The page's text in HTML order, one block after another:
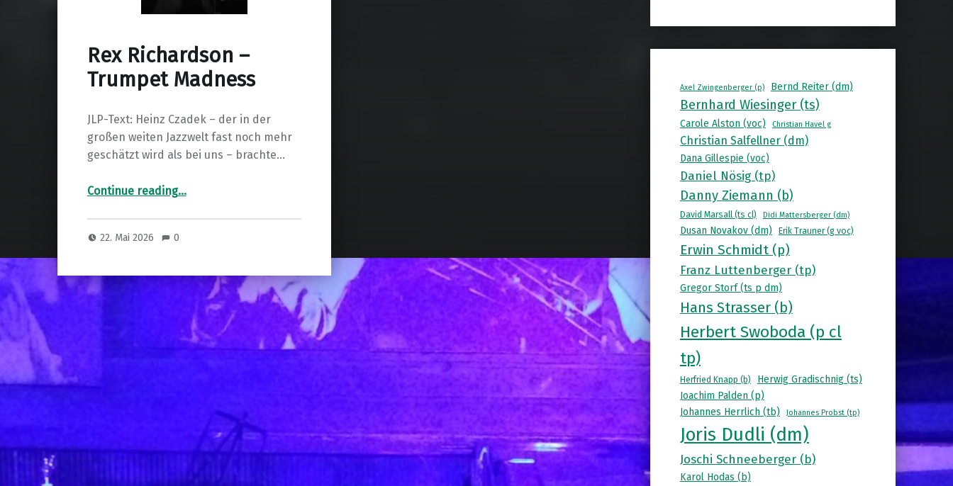
Rex Richardson –
Trumpet Madness
JLP-Text: Heinz Czadek – der in der
großen weiten Jazzwelt fast noch mehr
geschätzt wird als bei uns – brachte…
Continue reading“Rex Richardson – Trumpet Madness”
…
22. Mai 2026 0
Axel Zwingenberger (p) Bernd Reiter (dm)
Bernhard Wiesinger (ts)
Carole Alston (voc) Christian Havel g
Christian Salfellner (dm)
Dana Gillespie (voc)
Daniel Nösig (tp)
Danny Ziemann (b)
David Marsall (ts cl) Didi Mattersberger (dm)
Dusan Novakov (dm) Erik Trauner (g voc)
Erwin Schmidt (p)
Franz Luttenberger (tp)
Gregor Storf (ts p dm)
Hans Strasser (b)
Herbert Swoboda (p cl
tp)
Herfried Knapp (b)
Herwig Gradischnig (ts)
Joachim Palden (p)
Johannes Herrlich (tb)
Johannes Probst (tp)
Joris Dudli (dm)
Joschi Schneeberger (b)
Karol Hodas (b)